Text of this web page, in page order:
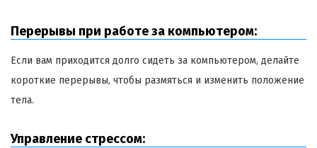
Перерывы при работе за компьютером:
Если вам приходится долго сидеть за компьютером, делайте
короткие перерывы, чтобы размяться и изменить положение
тела.
Управление стрессом: